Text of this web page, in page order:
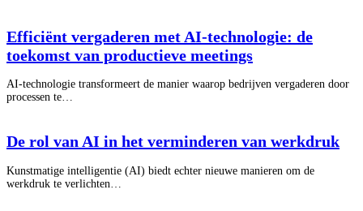
Efficiënt vergaderen met AI-technologie: de
toekomst van productieve meetings
AI-technologie transformeert de manier waarop bedrijven vergaderen door
processen te…
De rol van AI in het verminderen van werkdruk
Kunstmatige intelligentie (AI) biedt echter nieuwe manieren om de
werkdruk te verlichten…